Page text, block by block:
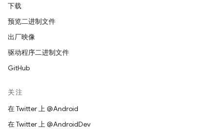
下载
预览二进制文件
出厂映像
驱动程序二进制文件
GitHub
关注
在 Twitter 上 @Android
在 Twitter 上 @AndroidDev